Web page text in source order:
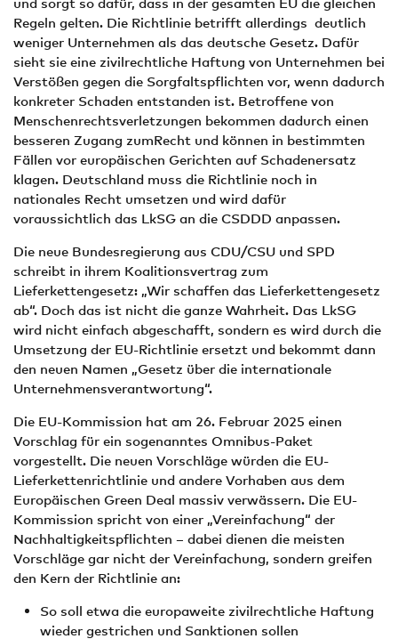
Regeln gelten. Die Richtlinie betrifft allerdings deutlich
weniger Unternehmen als das deutsche Gesetz. Dafür
sieht sie eine zivilrechtliche Haftung von Unternehmen bei
Verstößen gegen die Sorgfaltspflichten vor, wenn dadurch
konkreter Schaden entstanden ist. Betroffene von
Menschenrechtsverletzungen bekommen dadurch einen
besseren Zugang zumRecht und können in bestimmten
Fällen vor europäischen Gerichten auf Schadenersatz
klagen. Deutschland muss die Richtlinie noch in
nationales Recht umsetzen und wird dafür
voraussichtlich das LkSG an die CSDDD anpassen.
Die neue Bundesregierung aus CDU/CSU und SPD
schreibt in ihrem Koalitionsvertrag zum
Lieferkettengesetz: „Wir schaffen das Lieferkettengesetz
ab“. Doch das ist nicht die ganze Wahrheit. Das LkSG
wird nicht einfach abgeschafft, sondern es wird durch die
Umsetzung der EU-Richtlinie ersetzt und bekommt dann
den neuen Namen „Gesetz über die internationale
Unternehmensverantwortung“.
Die EU-Kommission hat am 26. Februar 2025 einen
Vorschlag für ein sogenanntes Omnibus-Paket
vorgestellt. Die neuen Vorschläge würden die EU-
Lieferkettenrichtlinie und andere Vorhaben aus dem
Europäischen Green Deal massiv verwässern. Die EU-
Kommission spricht von einer „Vereinfachung“ der
Nachhaltigkeitspflichten – dabei dienen die meisten
Vorschläge gar nicht der Vereinfachung, sondern greifen
den Kern der Richtlinie an:
So soll etwa die europaweite zivilrechtliche Haftung
wieder gestrichen und Sanktionen sollen